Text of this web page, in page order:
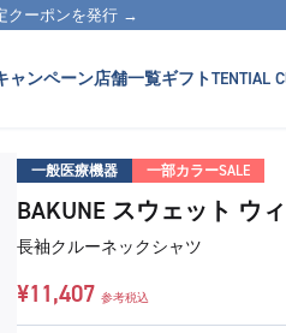
クーポンを発行 →
ャンペーン店舗一覧ギフトTENTIAL
一般医療機器 一部カラーSALE
BAKUNE スウェット ウ
長袖クルーネックシャツ
¥11,407 参考税込